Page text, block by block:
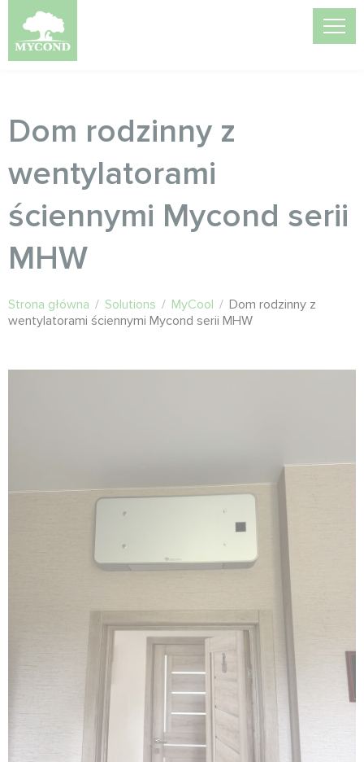
Dom rodzinny z
wentylatorami
ściennymi Mycond serii
MHW
Strona główna / Solutions / MyCool / Dom rodzinny z
wentylatorami ściennymi Mycond serii MHW